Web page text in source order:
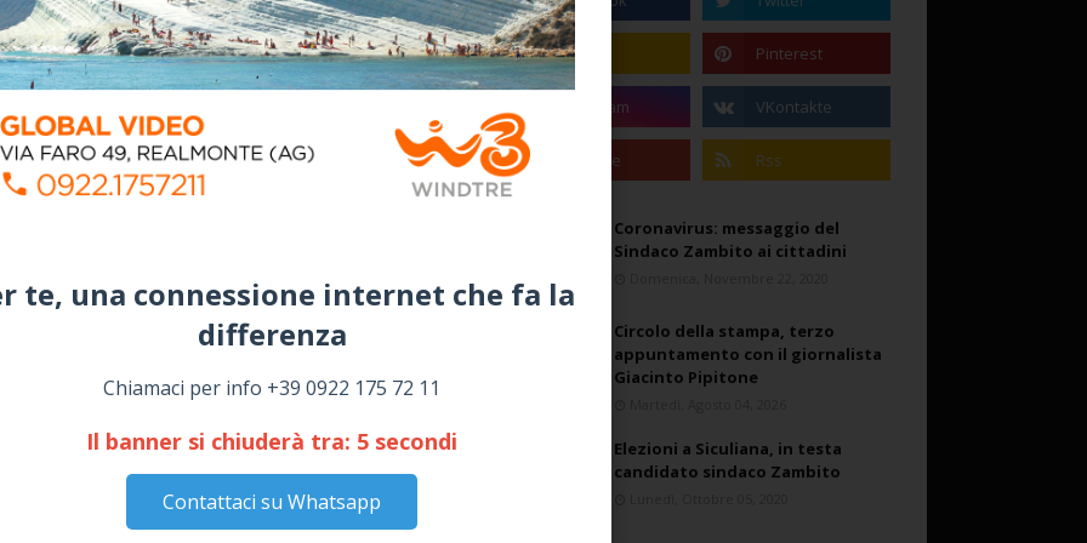
te, una connessione internet che fa la
differenza​
Chiamaci per info +39 0922 175 72 11
Il banner si chiuderà tra: 4 secondi
Contattaci su Whatsapp
Coronavirus: messaggio del
Sindaco Zambito ai cittadini
Circolo della stampa, terzo
appuntamento con il giornalista
Giacinto Pipitone
Elezioni a Siculiana, in testa
candidato sindaco Zambito